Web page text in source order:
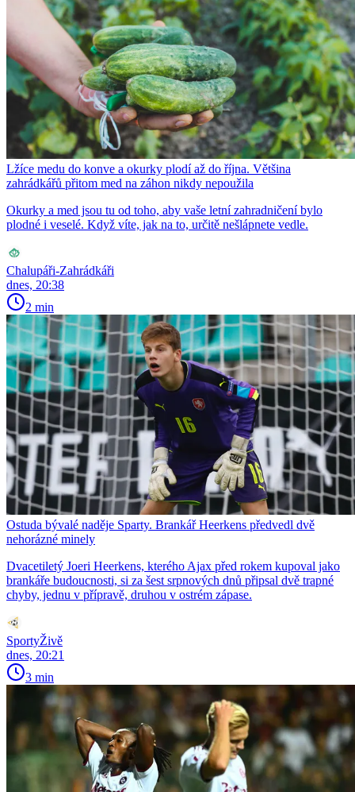
Lžíce medu do konve a okurky plodí až do října. Většina
zahrádkářů přitom med na záhon nikdy nepoužila
Okurky a med jsou tu od toho, aby vaše letní zahradničení bylo
plodné i veselé. Když víte, jak na to, určitě nešlápnete vedle.
Chalupáři-Zahrádkáři
dnes, 20:38
2 min
Ostuda bývalé naděje Sparty. Brankář Heerkens předvedl dvě
nehorázné minely
Dvacetiletý Joeri Heerkens, kterého Ajax před rokem kupoval jako
brankáře budoucnosti, si za šest srpnových dnů připsal dvě trapné
chyby, jednu v přípravě, druhou v ostrém zápase.
SportyŽivě
dnes, 20:21
3 min